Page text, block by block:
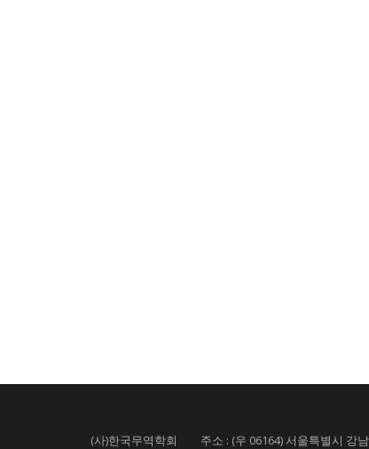
(사)한국무역학회 주소 : (우 06164) 서울특별시 강남